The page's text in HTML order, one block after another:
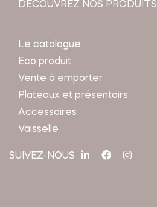
DÉCOUVREZ NOS PRODUITS
Le catalogue
Eco produit
Vente à emporter
Plateaux et présentoirs
Accessoires
Vaisselle
SUIVEZ-NOUS